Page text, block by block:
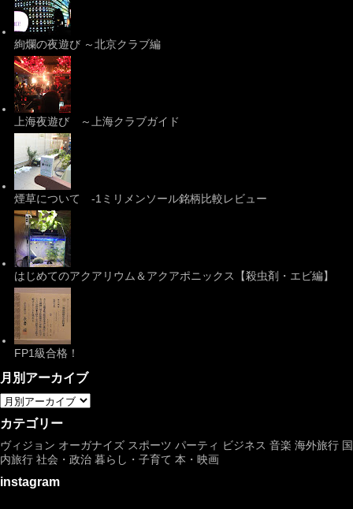
絢爛の夜遊び ～北京クラブ編
上海夜遊び ～上海クラブガイド
煙草について -1ミリメンソール銘柄比較レビュー
はじめてのアクアリウム＆アクアポニックス【殺虫剤・エビ編】
FP1級合格！
月別アーカイブ
カテゴリー
ヴィジョン オーガナイズ スポーツ パーティ ビジネス 音楽 海外旅行 国
内旅行 社会・政治 暮らし・子育て 本・映画
instagram